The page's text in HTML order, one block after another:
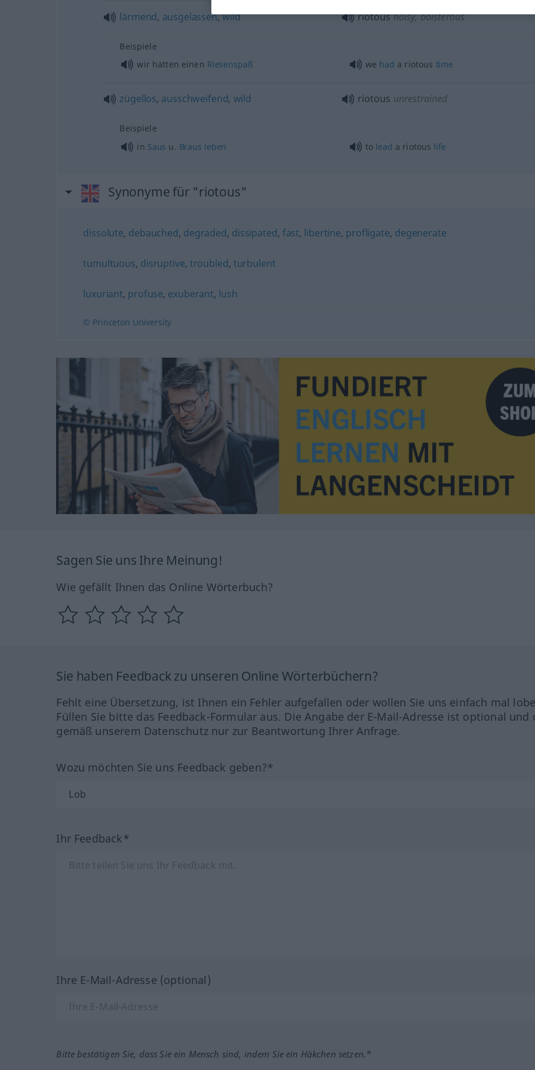
lärmend, ausgelassen,wild riotousnoisy, boisterous
Beispiele
wir hatten einen Riesenspaß we had a riotous time
zügellos, ausschweifend, wild riotous unrestrained
Beispiele
in Saus u. Braus leben to lead a riotous life
Synonyme für "riotous"
dissolute, debauched, degraded, dissipated, fast, libertine, profligate, degenerate
tumultuous, disruptive, troubled, turbulent
luxuriant, profuse, exuberant, lush
© Princeton University
Sagen Sie uns Ihre Meinung!
Wie gefällt Ihnen das Online Wörterbuch?
Sie haben Feedback zu unseren Online Wörterbüchern?
Fehlt eine Übersetzung, ist Ihnen ein Fehler aufgefallen oder wollen Sie uns einfach mal
Füllen Sie bitte das Feedback-Formular aus. Die Angabe der E-Mail-Adresse ist optional und
gemäß unserem Datenschutz nur zur Beantwortung Ihrer Anfrage.
Wozu möchten Sie uns Feedback geben?*
Ihr Feedback*
Ihre E-Mail-Adresse (optional)
Bitte bestätigen Sie, dass Sie ein Mensch sind, indem Sie ein Häkchen setzen.*